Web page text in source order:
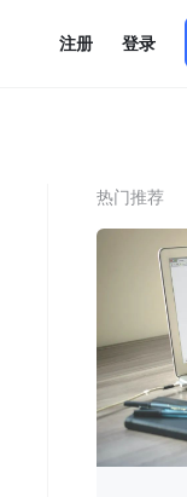
注册 登录
热门推荐